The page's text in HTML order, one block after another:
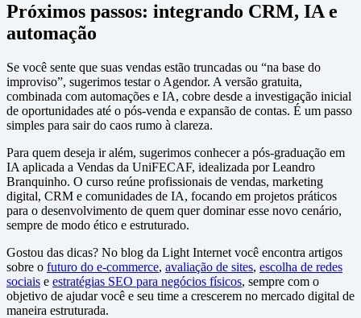
Próximos passos: integrando CRM, IA e
automação
Se você sente que suas vendas estão truncadas ou “na base do
improviso”, sugerimos testar o Agendor. A versão gratuita,
combinada com automações e IA, cobre desde a investigação inicial
de oportunidades até o pós-venda e expansão de contas. É um passo
simples para sair do caos rumo à clareza.
Para quem deseja ir além, sugerimos conhecer a pós-graduação em
IA aplicada a Vendas da UniFECAF, idealizada por Leandro
Branquinho. O curso reúne profissionais de vendas, marketing
digital, CRM e comunidades de IA, focando em projetos práticos
para o desenvolvimento de quem quer dominar esse novo cenário,
sempre de modo ético e estruturado.
Gostou das dicas? No blog da Light Internet você encontra artigos
sobre o futuro do e-commerce, avaliação de sites, escolha de redes
sociais e estratégias SEO para negócios físicos, sempre com o
objetivo de ajudar você e seu time a crescerem no mercado digital de
maneira estruturada.